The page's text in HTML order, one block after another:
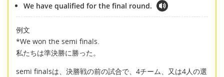
We have qualified for the final round.
例文
*We won the semi finals.
私たちは準決勝に勝った。
semi finalsは、決勝戦の前の試合で、4チーム、又は4人の選